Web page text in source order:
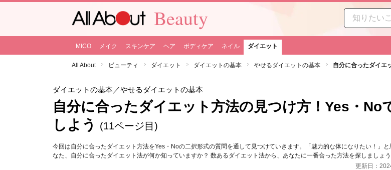
Beauty
MICO メイク スキンケア ヘア ボディケア ネイル ダイエット
All About ビューティ ダイエット ダイエットの基本 やせるダイエットの基本 自分に合ったダイエ
ダイエットの基本／やせるダイエットの基本
自分に合ったダイエット方法の見つけ方！Yes・No
しよう
(11ページ目)
今回は自分に合ったダイエット方法をYes・Noの二択形式の質問を通して見つけていきます。「魅力的な体になりたい！」と
なた、自分に合ったダイエット法が何か知っていますか？ 数あるダイエット法から、あなたに一番合った方法を探しましょう
更新日：